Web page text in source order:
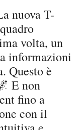
nuova T-
volta, un
informazioni
Questo è
E non
fino a
con il